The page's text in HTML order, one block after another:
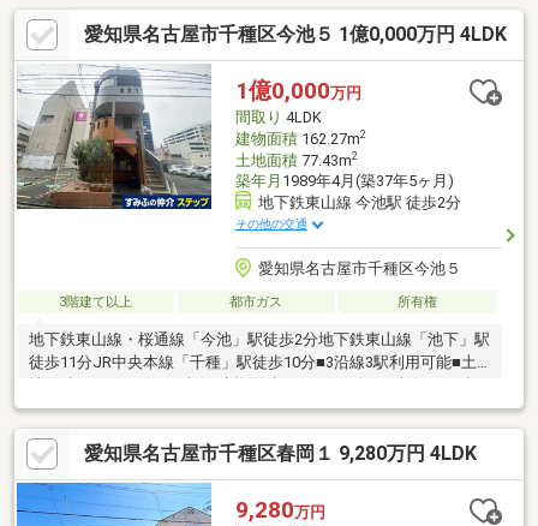
でご家族とお顔を合わす機会が増えますね♪・床暖房付きで寒い季
節も快適にお過ごしいただけます！・収納量◎な広々4LDKの間取
り！SC、WIC、物置、各部屋収納で整理整頓もばっちりです！・
2階主寝室は約8帖でWIC付き！広々お使いいただけます！・洋室
は子ども部屋や書斎に適した約6帖と約5.3帖の居室！南側に位置
しており明るい光が差し込みます！
愛知県名古屋市千種区今池５ 1億0,000万円 4LDK
1億0,000万円
間取り 4LDK
建物面積162.27m2
土地面積77.43m2
築年月 1989年4月(築37年5ヶ月)
地下鉄東山線 今池駅 徒歩2分
その他の交通
愛知県名古屋市千種区今池５
3階建て以上 都市ガス 所有権
地下鉄東山線・桜通線「今池」駅徒歩2分地下鉄東山線「池下」駅
徒歩11分JR中央本線「千種」駅徒歩10分■3沿線3駅利用可能■土
月築■平坦地■鉄骨造3階建■住戸(2・3階部分)×1 店舗×1■用途地
域：商業地域■建ぺい率：80％ ・容積率：352％
愛知県名古屋市千種区春岡１ 9,280万円 4LDK
9,280万円